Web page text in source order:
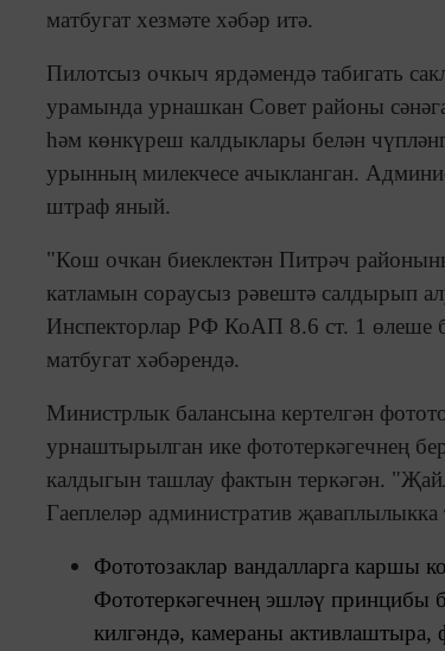
матбугат хезмәте хәбәр итә.
Пилотсыз очкыч ярдәмендә табигать
урамында урнашкан Совет районы
һәм көнкүреш калдыклары белән
урынның милекчесе ачыкланган.
штраф яный.
"Кош очкан биеклектән Питрәч
катламын сораусыз рәвештә салдырып
Инспекторлар РФ КоАП 8.6 ст. 1 өлеше
матбугат хәбәрендә.
Министрлык балансына кертелгән
урнаштырылган ике фототеркәгечнең
калдыгын ташлау фактын теркәгән.
Гаеплеләр административ
Фототозаклар вандалларга каршы
Фототеркәгечнең эшләү принцибы
килгәндә, камераны активлаштыра,